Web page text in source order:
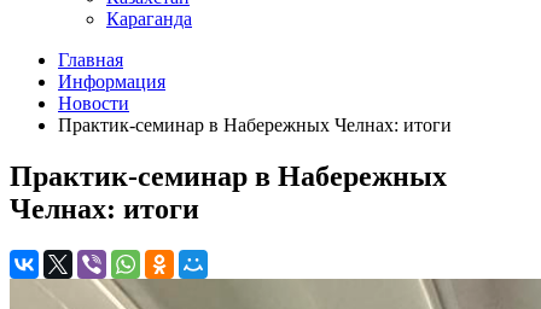
Караганда
Главная
Информация
Новости
Практик-семинар в Набережных Челнах: итоги
Практик-семинар в Набережных
Челнах: итоги